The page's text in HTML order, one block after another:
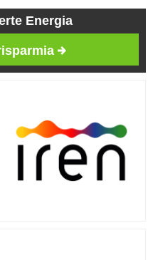
Energia